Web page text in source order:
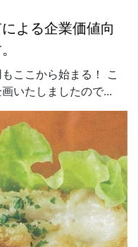
よる企業価値向
ここから始まる！ こ
いたしましたので...